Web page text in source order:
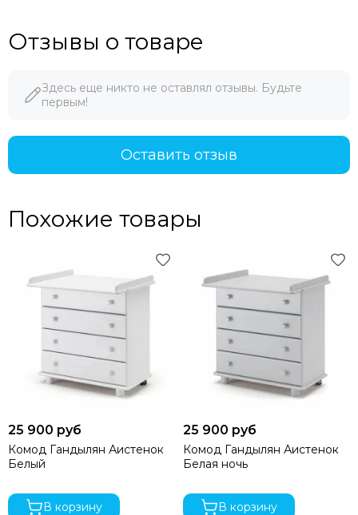
Отзывы о товаре
Здесь еще никто не оставлял отзывы. Будьте
первым!
Оставить отзыв
Похожие товары
25 900 руб
Комод Гандылян Аистенок
Белый
В корзину
25 900 руб
Комод Гандылян Аистенок
Белая ночь
В корзину